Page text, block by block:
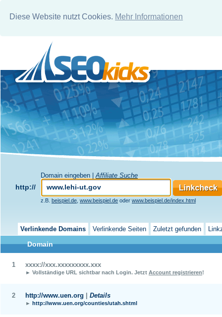
Diese Website nutzt Cookies. Mehr Informationen
Domain eingeben | Affiliate Suche
http://
z.B. beispiel.de www.beispiel.de oder www.beispiel.de/index.html
Verlinkende Domains Verlinkende Seiten Zuletzt gefunden
Domain
1 xxxx://xxx.xxxxxxxxx.xxx
► Vollständige URL sichtbar nach Login. Jetzt Account registrieren!
2 http://www.uen.org Details
► http://www.uen.org/counties/utah.shtml